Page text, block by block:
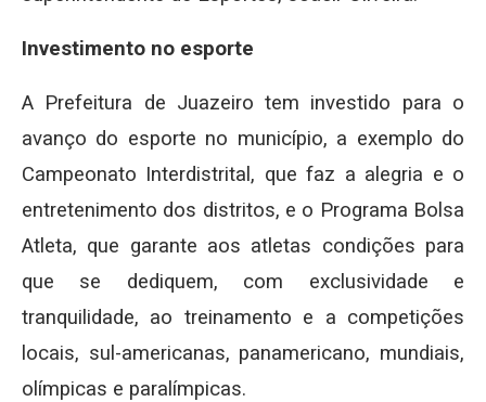
Investimento no esporte
A Prefeitura de Juazeiro tem investido para o
avanço do esporte no município, a exemplo do
Campeonato Interdistrital, que faz a alegria e o
entretenimento dos distritos, e o Programa Bolsa
Atleta, que garante aos atletas condições para
que se dediquem, com exclusividade e
tranquilidade, ao treinamento e a competições
locais, sul-americanas, panamericano, mundiais,
olímpicas e paralímpicas.